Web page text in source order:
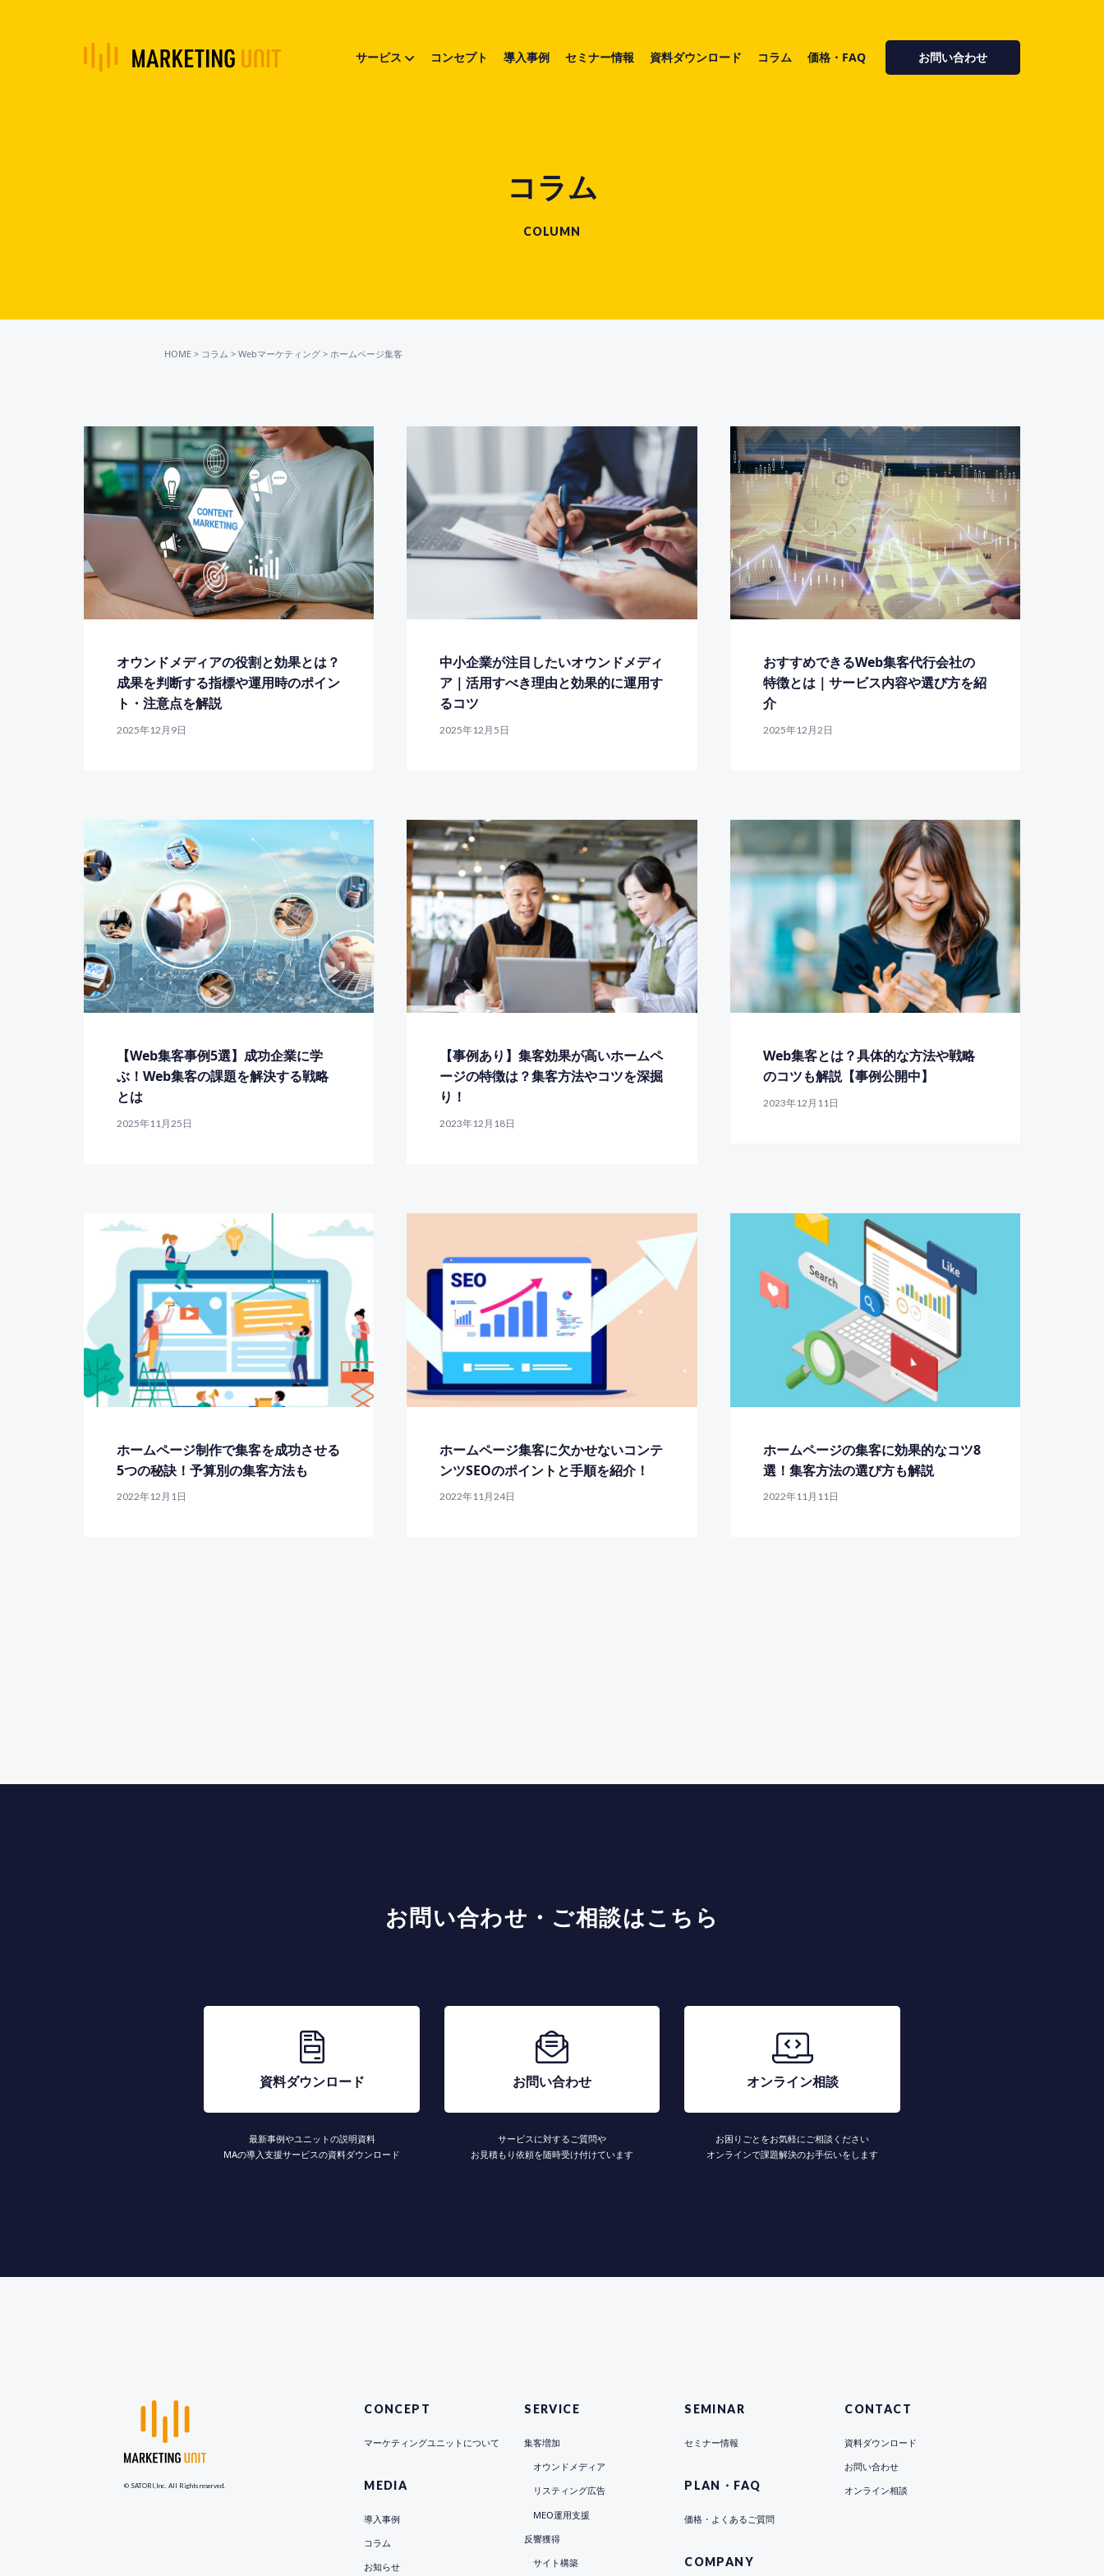
サービス コンセプト 導入事例 セミナー情報 資料ダウンロード コラム 価格・FAQ お問い合わせ
コラム
COLUMN
HOME> コラム > Webマーケティング> ホームページ集客
オウンドメディアの役割と効果とは？
成果を判断する指標や運用時のポイン
ト・注意点を解説
2025年12月9日
中小企業が注目したいオウンドメディ
ア｜活用すべき理由と効果的に運用す
るコツ
2025年12月5日
おすすめできるWeb集客代行会社の
特徴とは｜サービス内容や選び方を紹
介
2025年12月2日
【Web集客事例5選】成功企業に学
ぶ！Web集客の課題を解決する戦略
とは
2025年11月25日
【事例あり】集客効果が高いホームペ
ージの特徴は？集客方法やコツを深掘
り！
2023年12月18日
Web集客とは？具体的な方法や戦略
のコツも解説【事例公開中】
2023年12月11日
ホームページ制作で集客を成功させる
5つの秘訣！予算別の集客方法も
2022年12月1日
ホームページ集客に欠かせないコンテ
ンツSEOのポイントと手順を紹介！
2022年11月24日
ホームページの集客に効果的なコツ8
選！集客方法の選び方も解説
2022年11月11日
お問い合わせ・ご相談はこちら
資料ダウンロード
最新事例やユニットの説明資料
MAの導入支援サービスの資料ダウンロード
お問い合わせ
サービスに対するご質問や
お見積もり依頼を随時受け付けています
オンライン相談
お困りごとをお気軽にご相談ください
オンラインで課題解決のお手伝いをします
© SATORI,Inc. All Rights reserved.
CONCEPT
マーケティングユニットについて
MEDIA
導入事例
コラム
お知らせ
SERVICE
集客増加
オウンドメディア
リスティング広告
MEO運用支援
反響獲得
サイト構築
SEMINAR
セミナー情報
PLAN・FAQ
価格・よくあるご質問
COMPANY
CONTACT
資料ダウンロード
お問い合わせ
オンライン相談